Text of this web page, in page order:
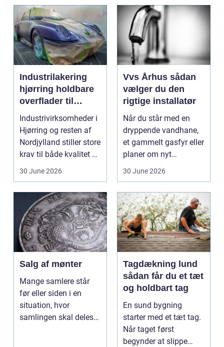
Industrilakering
hjørring holdbare
overflader til
industri og erhverv
Industrivirksomheder i
Hjørring og resten af
Nordjylland stiller store
krav til både kvalitet og
hol...
30 June 2026
Vvs Århus sådan
vælger du den
rigtige installatør
Når du står med en
dryppende vandhane,
et gammelt gasfyr eller
planer om nyt
badeværelse, bliver
30 June 2026
Salg af mønter
Mange samlere står
før eller siden i en
situation, hvor
samlingen skal deles
Tagdækning lund
sådan får du et tæt
og holdbart tag
En sund bygning
starter med et tæt tag.
Når taget først
begynder at slippe